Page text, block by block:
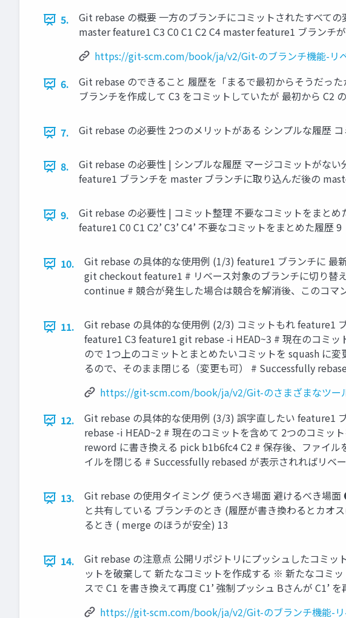
5.
Git rebase の概要 一方のブランチにコミットされたすべて
master feature1 C3 C0 C1 C2 C4 master feature1 ブランチ
https://git-scm.com/book/ja/v2/Git-のブランチ機能-リ
6.
Git rebase のできること 履歴を「まるで最初からそうだっ
ブランチを作成して C3 をコミットしていたが 最初から C2
7. Git rebase の必要性 2つのメリットがある シンプルな履歴
8.
Git rebase の必要性 | シンプルな履歴 マージコミットがない
feature1 ブランチを master ブランチに取り込んだ後の
9.
Git rebase の必要性 | コミット整理 不要なコミットをまと
feature1 C0 C1 C2’ C3’ C4’ 不要なコミットをまとめた履歴 9
10.
Git rebase の具体的な使用例 (1/3) feature1 ブランチに 最
git checkout feature1 # リベース対象のブランチに切り替
continue # 競合が発生した場合は競合を解消後、このコマ
11.
Git rebase の具体的な使用例 (2/3) コミットもれ feature1
feature1 C3 feature1 git rebase -i HEAD~3 # 現在のコミ
ので 1つ上のコミットとまとめたいコミットを squash に
るので、そのまま閉じる（変更も可） # Successfully
https://git-scm.com/book/ja/v2/Git-のさまざまなツー
12.
Git rebase の具体的な使用例 (3/3) 誤字直したい feature1
rebase -i HEAD~2 # 現在のコミットを含めて 2つのコミッ
reword に書き換える pick b1b6fc4 C2 # 保存後、ファイル
イルを閉じる # Successfully rebased が表示されればリベ
13.
Git rebase の使用タイミング 使うべき場面 避けるべき場
と共有している ブランチのとき (履歴が書き換わるとカ
るとき ( merge のほうが安全) 13
14.
Git rebase の注意点 公開リポジトリにプッシュしたコミッ
ットを破棄して 新たなコミットを作成する ※ 新たなコミ
スで C1 を書き換えて再度 C1’ 強制プッシュ Bさんが C1’
https://git-scm.com/book/ja/v2/Git-のブランチ機能-